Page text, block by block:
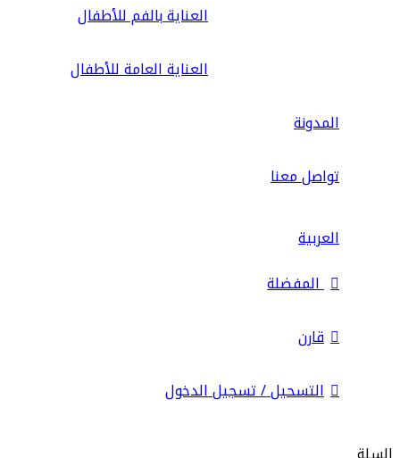
العناية بالفم للأطفال
العناية العامة للأطفال
المدونة
تواصل معنا
العربية
المفضلة
قارن
التسحيل / تسجيل الدخول